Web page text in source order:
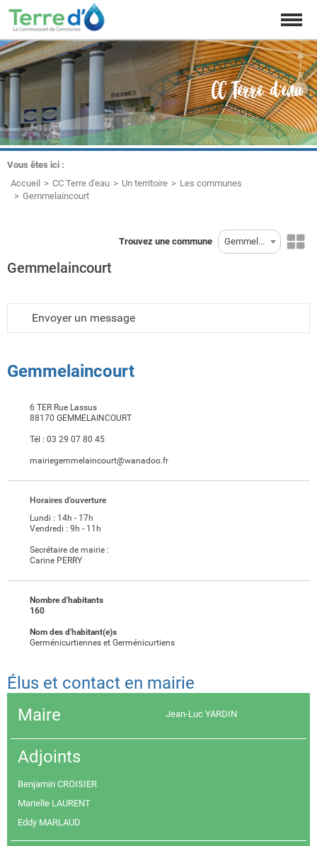
CC Terre d'eau
Vous êtes ici :
Accueil
CC Terre d'eau Un territoire
Les communes
Gemmelaincourt
Trouvez une commune Gemmelaincourt
Gemmelaincourt
Envoyer un message
Gemmelaincourt
6 TER Rue Lassus
88170 GEMMELAINCOURT
Tél : 03 29 07 80 45
mairiegemmelaincourt@wanadoo.fr
Horaires d'ouverture
Lundi : 14h - 17h
Vendredi : 9h - 11h
Secrétaire de mairie :
Carine PERRY
Nombre d'habitants
160
Nom des d'habitant(e)s
Germénicurtiennes et Germénicurtiens
Élus et contact en mairie
Maire
Jean-Luc YARDIN
Adjoints
Benjamin CROISIER
Marielle LAURENT
Eddy MARLAUD